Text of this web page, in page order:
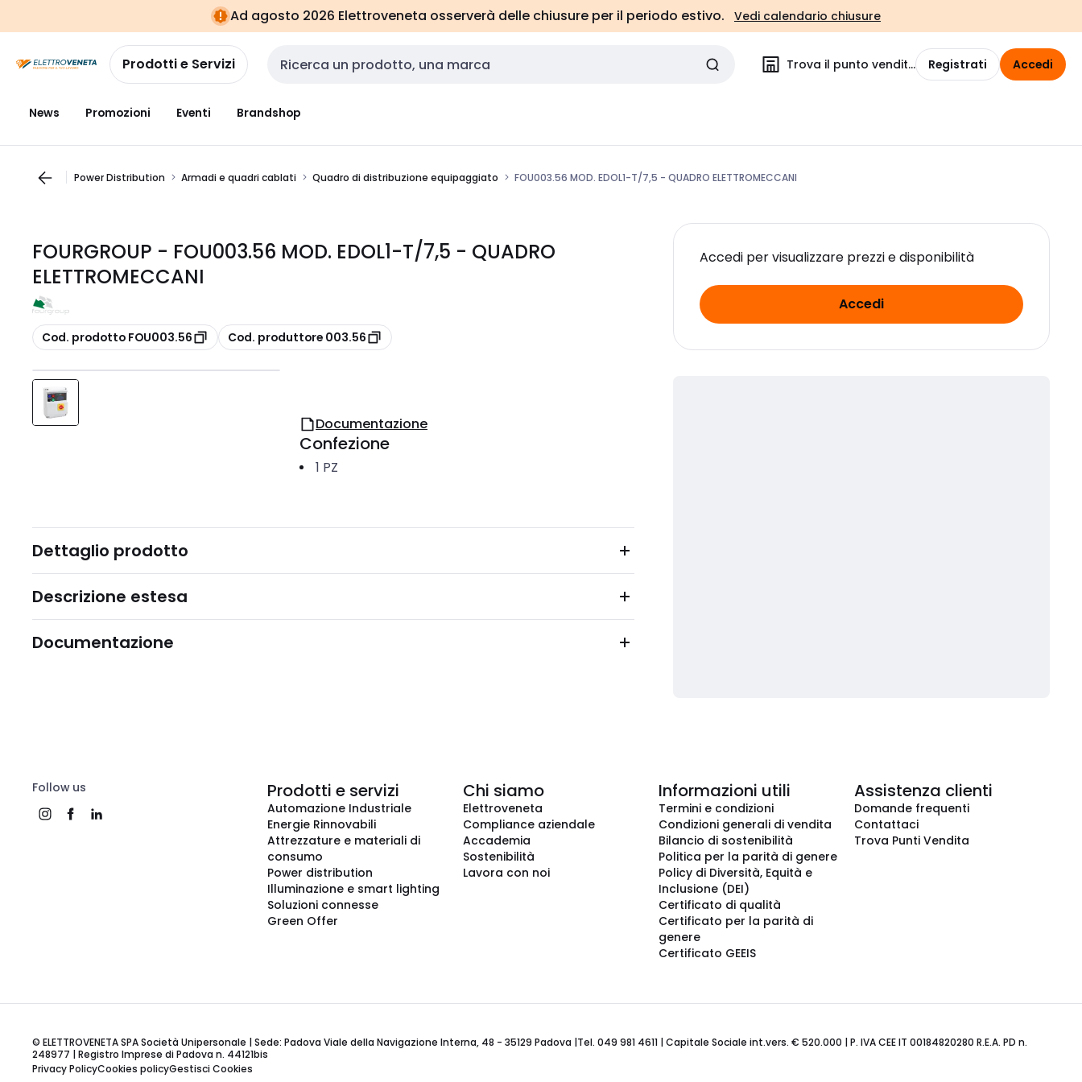
navigazionealla
pagina
Ad agosto 2026 Elettroveneta osserverà delle chiusure per il periodo estivo. Vedi calendario chiusure
Prodotti e Servizi Cerca input Trova il punto vendita Registrati Accedi
News Promozioni Eventi Brandshop
Power Distribution Armadi e quadri cablati Quadro di distribuzione equipaggiato FOU003.56 MOD. EDOL1-T/7,5 - QUADRO ELETTROMECCANI
FOURGROUP - FOU003.56 MOD. EDOL1-T/7,5 - QUADRO
ELETTROMECCANI
copia
Cod. prodotto FOU003.56 copia
Cod. produttore 003.56
Accedi per visualizzare prezzi e disponibilità
Accedi
Documentazione
Confezione
1 PZ
Dettaglio prodotto
Descrizione estesa
Documentazione
Follow us Prodotti e servizi
Automazione Industriale
Energie Rinnovabili
Attrezzature e materiali di
consumo
Power distribution
Illuminazione e smart lighting
Soluzioni connesse
Green Offer
Chi siamo
Elettroveneta
Compliance aziendale
Accademia
Sostenibilità
Lavora con noi
Informazioni utili
Termini e condizioni
Condizioni generali di vendita
Bilancio di sostenibilità
Politica per la parità di genere
Policy di Diversità, Equità e
Inclusione (DEI)
Certificato di qualità
Certificato per la parità di
genere
Certificato GEEIS
Assistenza clienti
Domande frequenti
Contattaci
Trova Punti Vendita
© ELETTROVENETA SPA Società Unipersonale | Sede: Padova Viale della Navigazione Interna, 48 - 35129 Padova |Tel. 049 981 4611 | Capitale Sociale int.vers. € 520.000 | P. IVA CEE IT 00184820280 R.E.A. PD n.
248977 | Registro Imprese di Padova n. 44121bis
Privacy PolicyCookies policyGestisci Cookies